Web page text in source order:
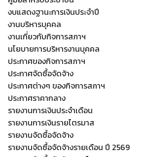
งบแสดงฐานะการเงินประจำปี
งานบริหารบุคคล
งานเกี่ยวกับกิจการสภาฯ
นโยบายการบริหารงานบุคคล
ประกาศของกิจการสภาฯ
ประกาศจัดซื้อจัดจ้าง
ประกาศต่างๆ ของกิจการสภาฯ
ประกาศราคากลาง
รายงานการเงินประจำเดือน
รายงานการเงินรายไตรมาส
รายงานจัดซื้อจัดจ้าง
รายงานจัดซื้อจัดจ้างรายเดือน ปี 2569